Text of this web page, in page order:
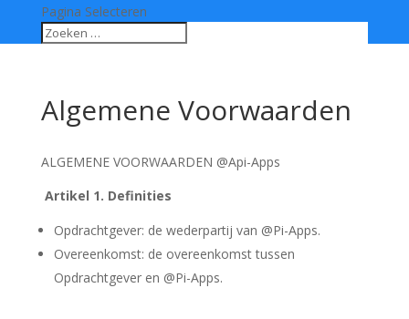
Pagina Selecteren
Algemene Voorwaarden
ALGEMENE VOORWAARDEN @Api-Apps
Artikel 1. Definities
Opdrachtgever: de wederpartij van @Pi-Apps.
Overeenkomst: de overeenkomst tussen
Opdrachtgever en @Pi-Apps.